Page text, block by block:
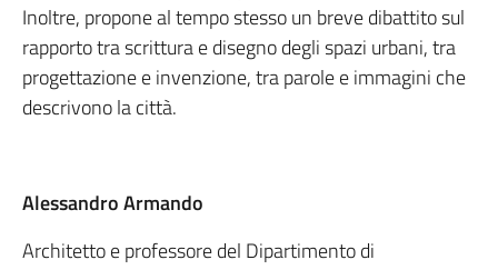
Inoltre, propone al tempo stesso un breve dibattito sul
rapporto tra scrittura e disegno degli spazi urbani, tra
progettazione e invenzione, tra parole e immagini che
descrivono la città.
Alessandro Armando
Architetto e professore del Dipartimento di